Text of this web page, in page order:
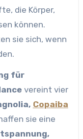
die Körper,
können.
sie sich, wenn
für
vereint vier
Copaiba
sie eine